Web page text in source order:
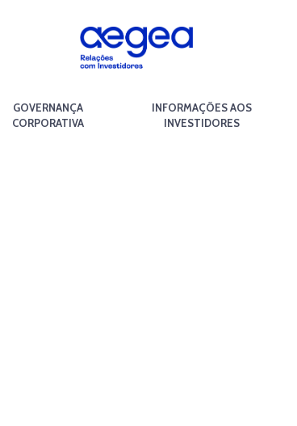
GOVERNANÇA
CORPORATIVA
INFORMAÇÕES AOS
INVESTIDORES